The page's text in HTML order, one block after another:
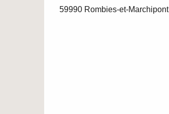
59990 Rombies-et-Marchipont